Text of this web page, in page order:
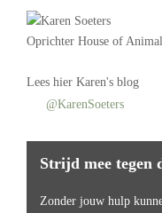
Oprichter House of
Lees hier Karen's blog
@KarenSoeters
Strijd mee tegen
Zonder jouw hulp